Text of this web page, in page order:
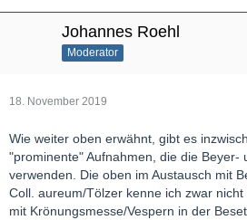
Johannes Roehl
Moderator
18. November 2019
Wie weiter oben erwähnt, gibt es
"prominente" Aufnahmen, die die Beyer-
verwenden. Die oben im Austausch mit
Coll. aureum/Tölzer kenne ich zwar
mit Krönungsmesse/Vespern in der